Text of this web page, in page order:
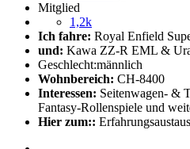
Mitglied
1,2k
Ich fahre: Royal Enfield
und: Kawa ZZ-R EML &
Geschlecht:männlich
Wohnbereich: CH-8400
Interessen: Seitenwagen- &
Fantasy-Rollenspiele und
Hier zum::